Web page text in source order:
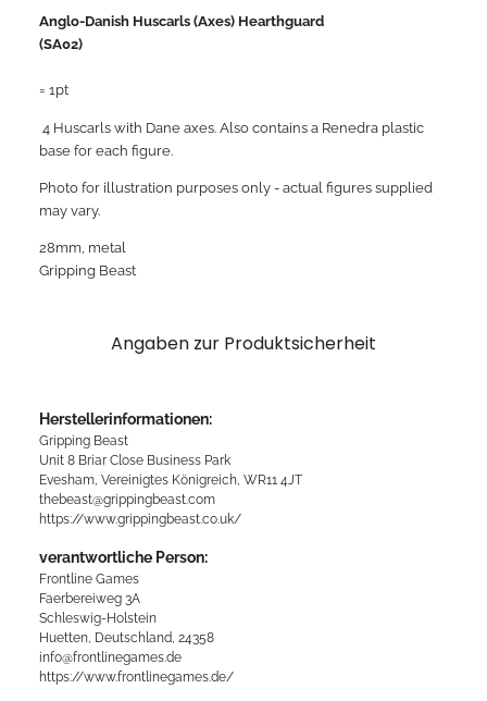
Anglo-Danish Huscarls (Axes) Hearthguard
(SA02)
= 1pt
4 Huscarls with Dane axes. Also contains a Renedra plastic
base for each figure.
Photo for illustration purposes only - actual figures supplied
may vary.
28mm, metal
Gripping Beast
Angaben zur Produktsicherheit
Herstellerinformationen:
Gripping Beast
Unit 8 Briar Close Business Park
Evesham, Vereinigtes Königreich, WR11 4JT
thebeast@grippingbeast.com
https://www.grippingbeast.co.uk/
verantwortliche Person:
Frontline Games
Faerbereiweg 3A
Schleswig-Holstein
Huetten, Deutschland, 24358
info@frontlinegames.de
https://www.frontlinegames.de/